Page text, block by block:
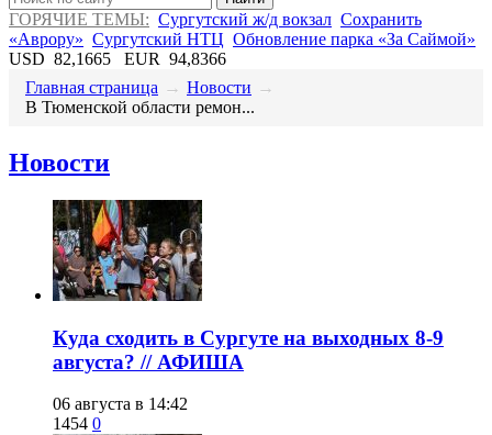
ГОРЯЧИЕ ТЕМЫ: Сургутский ж/д вокзал Сохранить
«Аврору» Сургутский НТЦ Обновление парка «За Саймой»
USD 82,1665 EUR 94,8366
Главная страница → Новости →
​В Тюменской области ремон...
Новости
​Куда сходить в Сургуте на выходных 8-9
августа? // АФИША
06 августа в 14:42
1454 0